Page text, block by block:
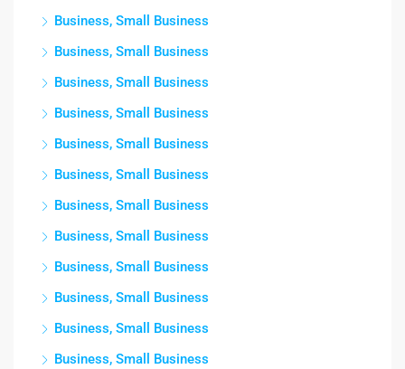
Business, Small Business
Business, Small Business
Business, Small Business
Business, Small Business
Business, Small Business
Business, Small Business
Business, Small Business
Business, Small Business
Business, Small Business
Business, Small Business
Business, Small Business
Business, Small Business